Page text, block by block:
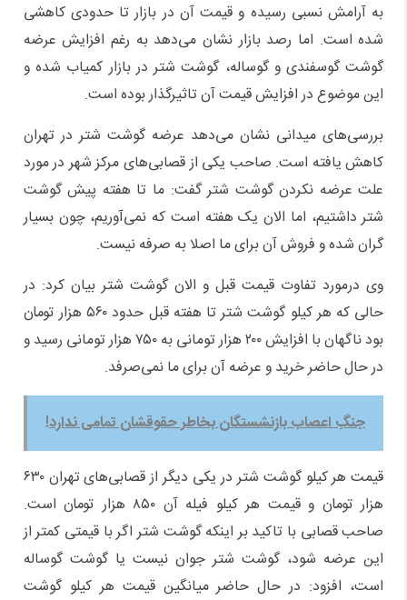
به آرامش نسبی رسیده و قیمت آن در بازار تا حدودی کاهشی
شده است. اما رصد بازار نشان می‌دهد به رغم افزایش عرضه
گوشت گوسفندی و گوساله، گوشت شتر در بازار کمیاب شده و
این موضوع در افزایش قیمت آن تاثیرگذار بوده است.
بررسی‌های میدانی نشان می‌دهد عرضه گوشت شتر در تهران
کاهش یافته است. صاحب یکی از قصابی‌های مرکز شهر در مورد
علت عرضه نکردن گوشت شتر گفت: ما تا هفته پیش گوشت
شتر داشتیم، اما الان یک هفته است که نمی‌آوریم، چون بسیار
گران شده و فروش آن برای ما اصلا به صرفه نیست.
وی درمورد تفاوت قیمت قبل و الان گوشت شتر بیان کرد: در
حالی که هر کیلو گوشت شتر تا هفته قبل حدود ۵۶۰ هزار تومان
بود ناگهان با افزایش ۲۰۰ هزار تومانی به ۷۵۰ هزار تومانی رسید و
در حال حاضر خرید و عرضه آن برای ما نمی‌صرفد.
جنگِ اعصاب بازنشستگان بخاطر حقوقشان تمامی ندارد!
قیمت هر کیلو گوشت شتر در یکی دیگر از قصابی‌های تهران ۶۳۰
هزار تومان و قیمت هر کیلو فیله آن ۸۵۰ هزار تومان است.
صاحب قصابی با تاکید بر اینکه گوشت شتر اگر با قیمتی کمتر از
این عرضه شود، گوشت شتر جوان نیست یا گوشت گوساله
است، افزود: در حال حاضر میانگین قیمت هر کیلو گوشت